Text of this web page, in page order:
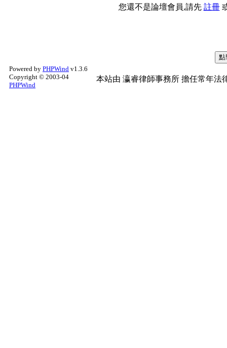
您還不是論壇會員,請先 註冊
Powered by PHPWind v1.3.6
Copyright © 2003-04
PHPWind
本站由 瀛睿律師事務所 擔任常年法